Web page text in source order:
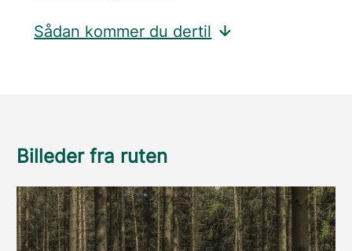
Sådan kommer du dertil
Billeder fra ruten